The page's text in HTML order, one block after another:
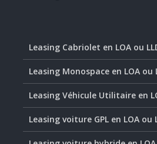
Leasing Cabriolet en LOA ou
Leasing Monospace en LOA ou
Leasing Véhicule Utilitaire en
Leasing voiture GPL en LOA ou